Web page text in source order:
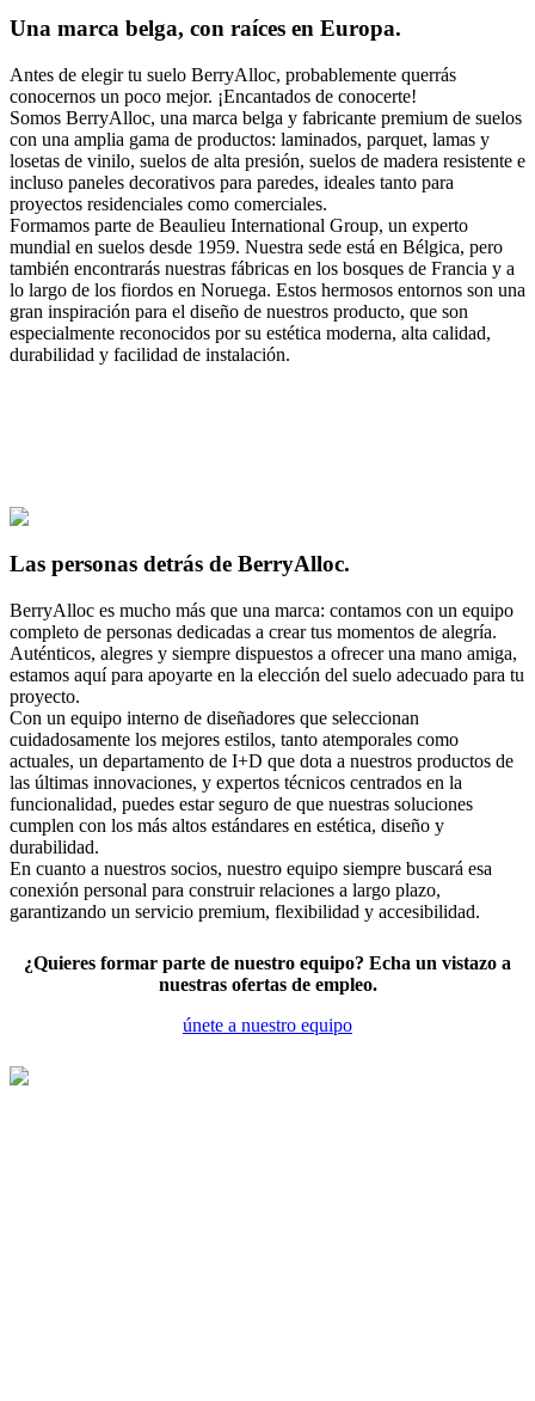
Una marca belga, con raíces en Europa.
Antes de elegir tu suelo BerryAlloc, probablemente querrás
conocernos un poco mejor. ¡Encantados de conocerte!
Somos BerryAlloc, una marca belga y fabricante premium de suelos
con una amplia gama de productos: laminados, parquet, lamas y
losetas de vinilo, suelos de alta presión, suelos de madera resistente e
incluso paneles decorativos para paredes, ideales tanto para
proyectos residenciales como comerciales.
Formamos parte de Beaulieu International Group, un experto
mundial en suelos desde 1959. Nuestra sede está en Bélgica, pero
también encontrarás nuestras fábricas en los bosques de Francia y a
lo largo de los fiordos en Noruega. Estos hermosos entornos son una
gran inspiración para el diseño de nuestros producto, que son
especialmente reconocidos por su estética moderna, alta calidad,
durabilidad y facilidad de instalación.
Las personas detrás de BerryAlloc.
BerryAlloc es mucho más que una marca: contamos con un equipo
completo de personas dedicadas a crear tus momentos de alegría.
Auténticos, alegres y siempre dispuestos a ofrecer una mano amiga,
estamos aquí para apoyarte en la elección del suelo adecuado para tu
proyecto.
Con un equipo interno de diseñadores que seleccionan
cuidadosamente los mejores estilos, tanto atemporales como
actuales, un departamento de I+D que dota a nuestros productos de
las últimas innovaciones, y expertos técnicos centrados en la
funcionalidad, puedes estar seguro de que nuestras soluciones
cumplen con los más altos estándares en estética, diseño y
durabilidad.
En cuanto a nuestros socios, nuestro equipo siempre buscará esa
conexión personal para construir relaciones a largo plazo,
garantizando un servicio premium, flexibilidad y accesibilidad.
¿Quieres formar parte de nuestro equipo? Echa un vistazo a
nuestras ofertas de empleo.
únete a nuestro equipo